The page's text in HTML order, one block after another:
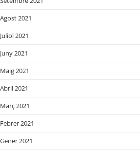
Agost 2021
Juliol 2021
Juny 2021
Maig 2021
Abril 2021
Març 2021
Febrer 2021
Gener 2021